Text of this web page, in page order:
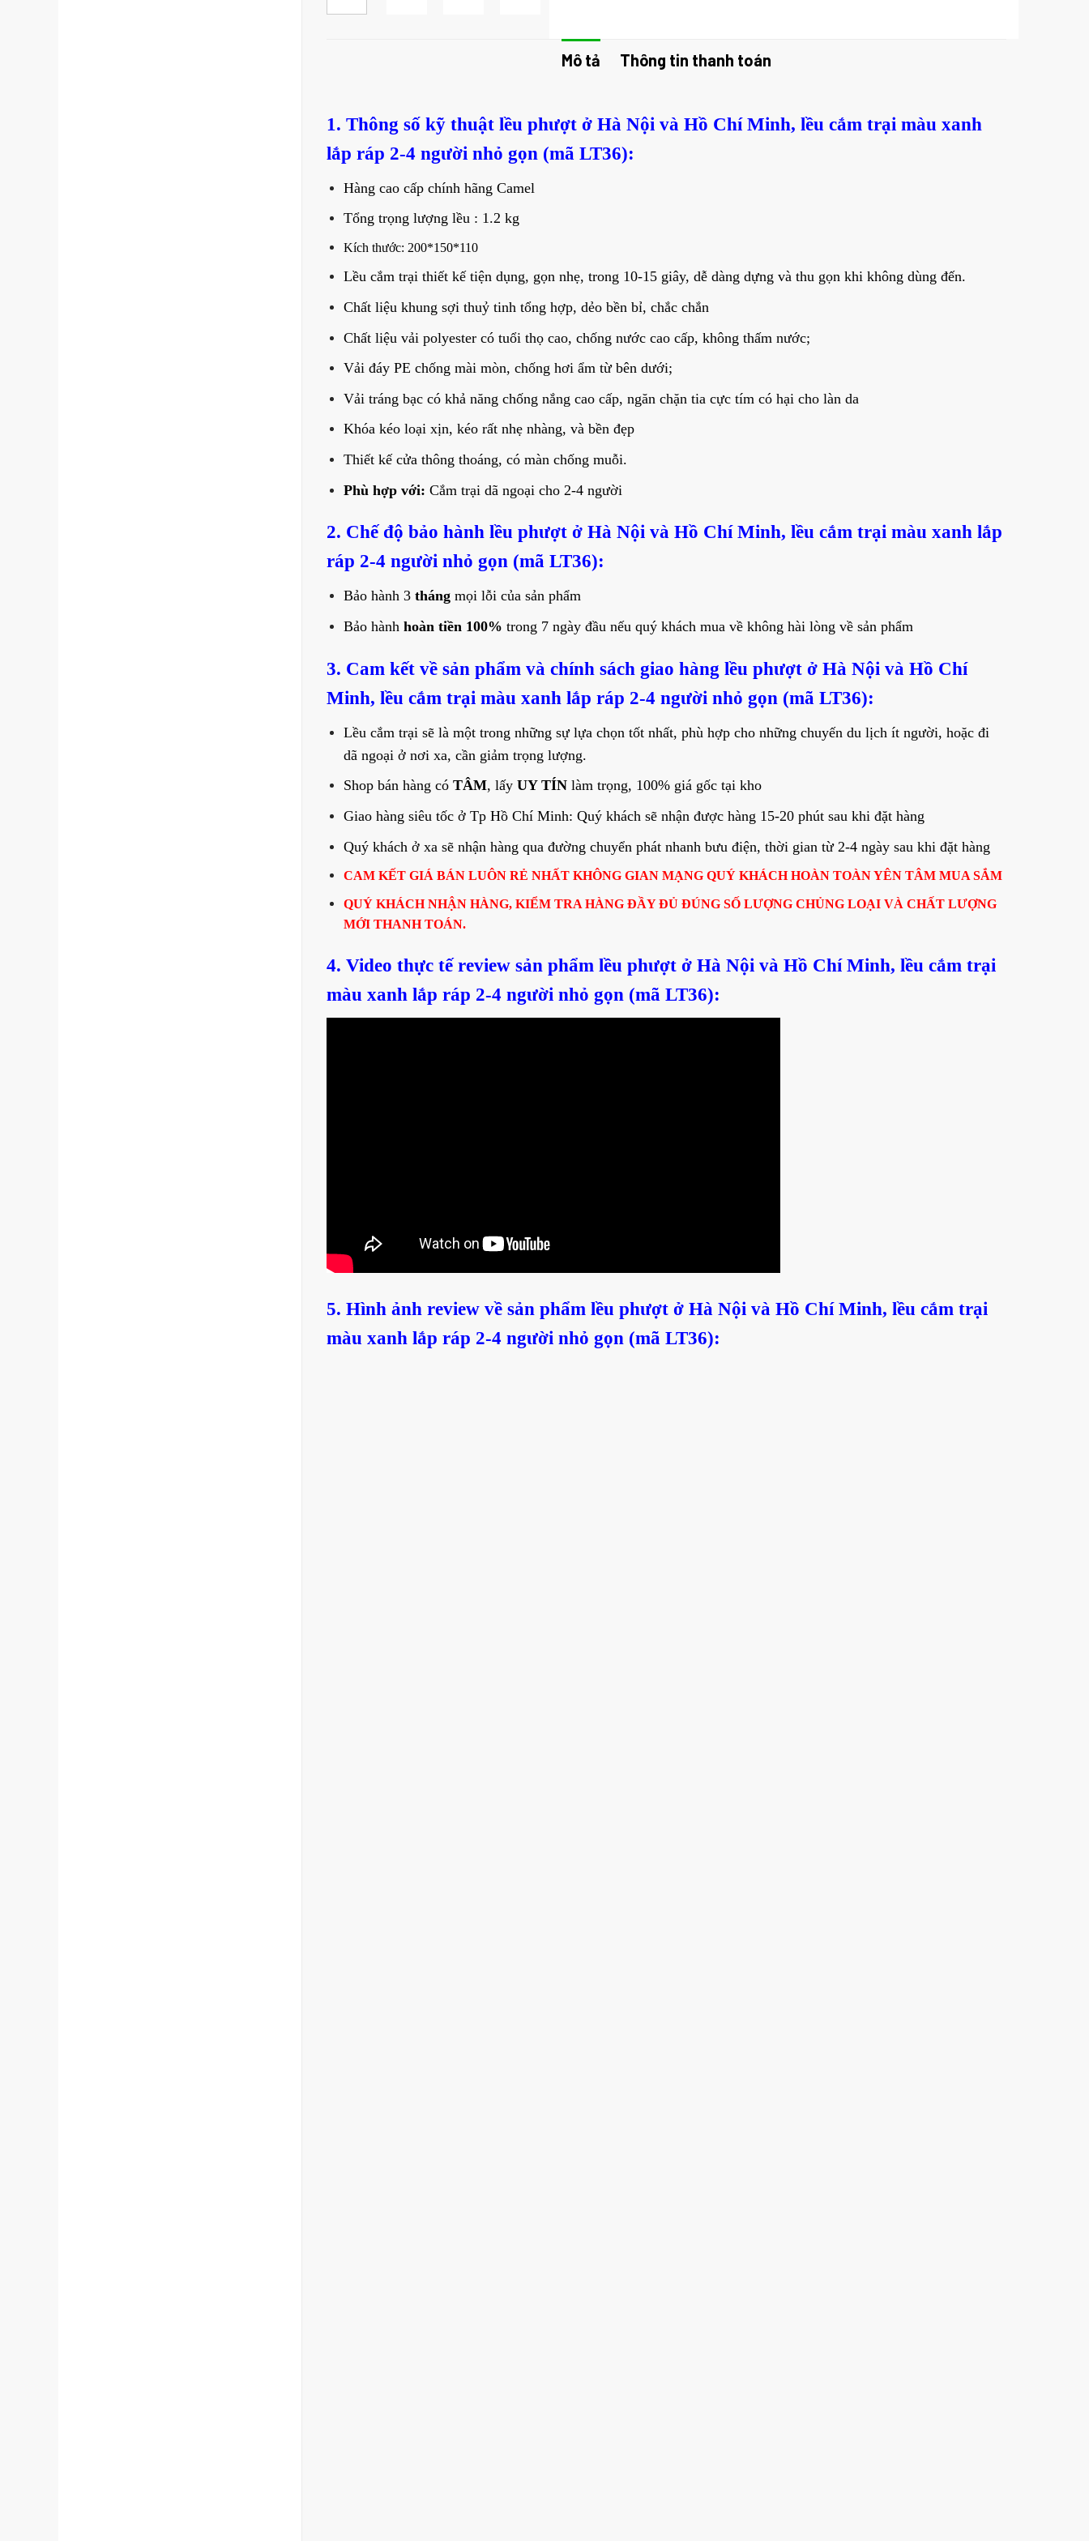
Mô tả Thông tin thanh toán
1. Thông số kỹ thuật lều phượt ở Hà Nội và Hồ Chí Minh, lều cắm trại màu xanh
lắp ráp 2-4 người nhỏ gọn (mã LT36):
Hàng cao cấp chính hãng Camel
Tổng trọng lượng lều : 1.2 kg
Kích thước: 200*150*110
Lều cắm trại thiết kế tiện dụng, gọn nhẹ, trong 10-15 giây, dễ dàng dựng và thu gọn khi không dùng đến.
Chất liệu khung sợi thuỷ tinh tổng hợp, dẻo bền bỉ, chắc chắn
Chất liệu vải polyester có tuổi thọ cao, chống nước cao cấp, không thấm nước;
Vải đáy PE chống mài mòn, chống hơi ẩm từ bên dưới;
Vải tráng bạc có khả năng chống nắng cao cấp, ngăn chặn tia cực tím có hại cho làn da
Khóa kéo loại xịn, kéo rất nhẹ nhàng, và bền đẹp
Thiết kế cửa thông thoáng, có màn chống muỗi.
Phù hợp với: Cắm trại dã ngoại cho 2-4 người
2. Chế độ bảo hành lều phượt ở Hà Nội và Hồ Chí Minh, lều cắm trại màu xanh lắp
ráp 2-4 người nhỏ gọn (mã LT36):
Bảo hành 3thángmọi lỗi của sản phẩm
Bảo hành hoàn tiền 100% trong 7 ngày đầu nếu quý khách mua về không hài lòng về sản phẩm
3. Cam kết về sản phẩm và chính sách giao hàng lều phượt ở Hà Nội và Hồ Chí
Minh, lều cắm trại màu xanh lắp ráp 2-4 người nhỏ gọn (mã LT36):
Lều cắm trại sẽ là một trong những sự lựa chọn tốt nhất, phù hợp cho những chuyến du lịch ít người, hoặc đi
dã ngoại ở nơi xa, cần giảm trọng lượng.
Shop bán hàng có TÂM, lấy UY TÍNlàm trọng, 100% giá gốc tại kho
Giao hàng siêu tốc ở Tp Hồ Chí Minh: Quý khách sẽ nhận được hàng 15-20 phút sau khi đặt hàng
Quý khách ở xa sẽ nhận hàng qua đường chuyển phát nhanh bưu điện, thời gian từ 2-4 ngày sau khi đặt hàng
CAM KẾT GIÁ BÁN LUÔN RẺ NHẤT KHÔNG GIAN MẠNG QUÝ KHÁCH HOÀN TOÀN YÊN TÂM MUA SẮM
QUÝ KHÁCH NHẬN HÀNG, KIỂM TRA HÀNG ĐẦY ĐỦ ĐÚNG SỐ LƯỢNG CHỦNG LOẠI VÀ CHẤT LƯỢNG
MỚI THANH TOÁN.
4. Video thực tếreview sản phẩm lều phượt ở Hà Nội và Hồ Chí Minh, lều cắm trại
màu xanh lắp ráp 2-4 người nhỏ gọn (mã LT36):
5. Hình ảnh review về sản phẩm lều phượt ở Hà Nội và Hồ Chí Minh, lều cắm trại
màu xanh lắp ráp 2-4 người nhỏ gọn (mã LT36):